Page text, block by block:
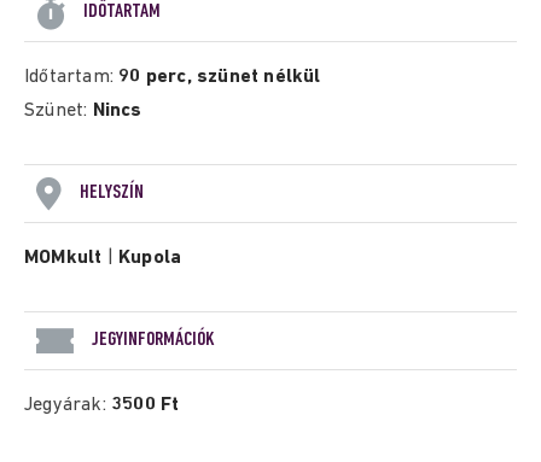
IDŐTARTAM
Időtartam: 90 perc, szünet nélkül
Szünet: Nincs
HELYSZÍN
MOMkult Kupola
JEGYINFORMÁCIÓK
Jegyárak: 3500 Ft